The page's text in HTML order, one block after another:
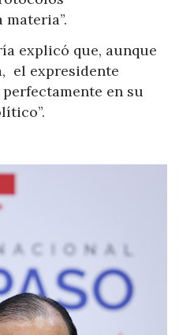
explicó que, aunque
el expresidente
en su